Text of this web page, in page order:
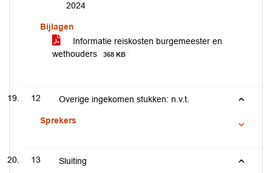
2024
Bijlagen
Informatie reiskosten burgemeester en
wethouders
368 KB
12 Overige ingekomen stukken: n.v.t.
Sprekers
13 Sluiting